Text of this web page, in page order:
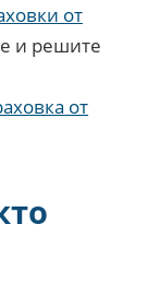
от
и решите
от